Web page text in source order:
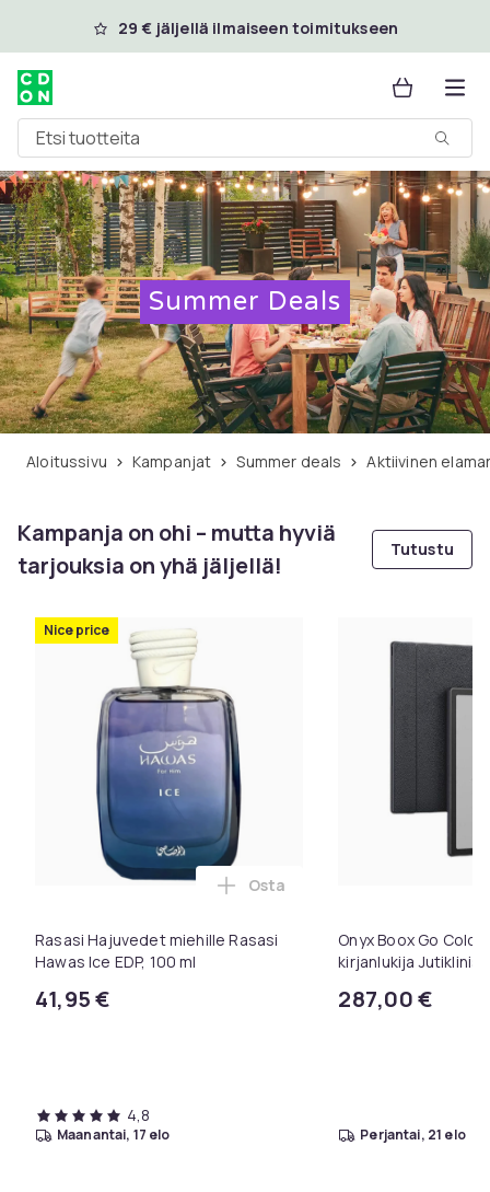
Ohita ja siirry pääsisältöön
29 € jäljellä ilmaiseen toimitukseen
Etsi tuotteita
Summer Deals
Aloitussivu Kampanjat Summer deals Aktiivinen
Kampanja on ohi – mutta hyviä
tarjouksia on yhä jäljellä!
Tutustu
Nice price
Rasasi Hajuvedet miehille Rasasi
Hawas Ice EDP, 100 ml
41,95 €
Lisää Rasasi Hajuvedet
Osta
4,8
maanantai, 17 elo
Onyx Boox Go Color
kirjanlukija Jutiklinis
287,00 €
perjantai, 21 elo